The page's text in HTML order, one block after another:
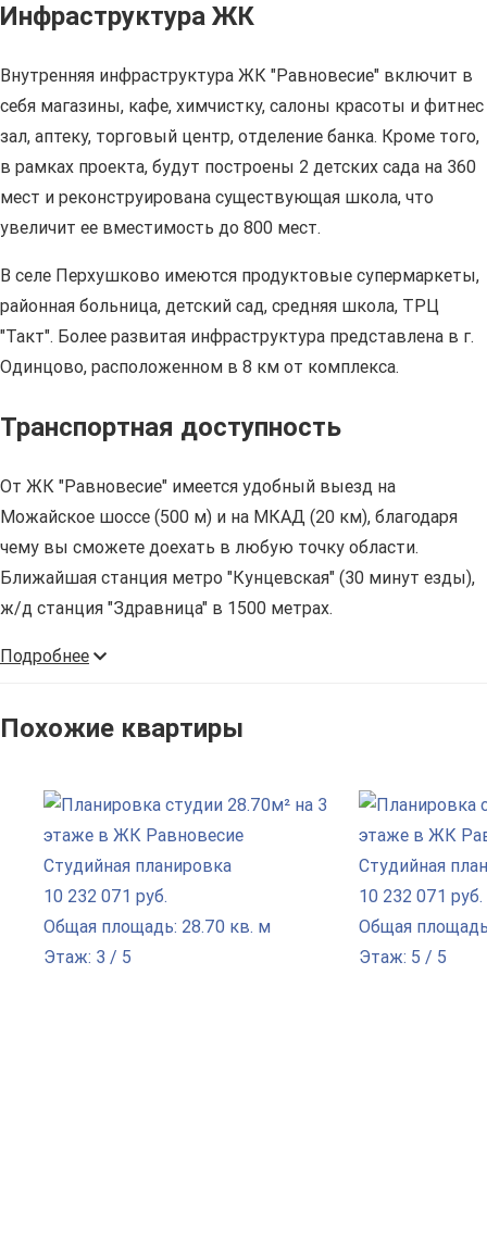
Инфраструктура ЖК
Внутренняя инфраструктура ЖК "Равновесие" включит в
себя магазины, кафе, химчистку, салоны красоты и фитнес
зал, аптеку, торговый центр, отделение банка. Кроме того,
в рамках проекта, будут построены 2 детских сада на 360
мест и реконструирована существующая школа, что
увеличит ее вместимость до 800 мест.
В селе Перхушково имеются продуктовые супермаркеты,
районная больница, детский сад, средняя школа, ТРЦ
"Такт". Более развитая инфраструктура представлена в г.
Одинцово, расположенном в 8 км от комплекса.
Транспортная доступность
От ЖК "Равновесие" имеется удобный выезд на
Можайское шоссе (500 м) и на МКАД (20 км), благодаря
чему вы сможете доехать в любую точку области.
Ближайшая станция метро "Кунцевская" (30 минут езды),
ж/д станция "Здравница" в 1500 метрах.
Подробнее
Похожие квартиры
Студийная планировка
10 232 071 руб.
Общая площадь: 28.70 кв. м
Этаж: 3 / 5
Студийная
10 232 071 руб.
Общая
Этаж: 5 / 5